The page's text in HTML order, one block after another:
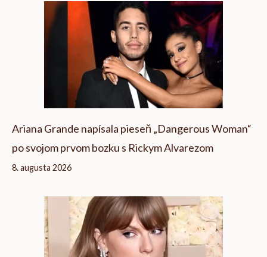
Ariana Grande napísala pieseň „Dangerous Woman“
po svojom prvom bozku s Rickym Alvarezom
8. augusta 2026